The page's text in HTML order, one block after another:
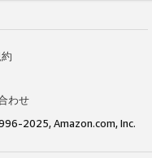
わせ
2025, Amazon.com, Inc.